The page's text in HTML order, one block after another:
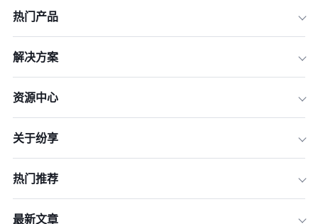
热门产品
解决方案
资源中心
关于纷享
热门推荐
最新文章